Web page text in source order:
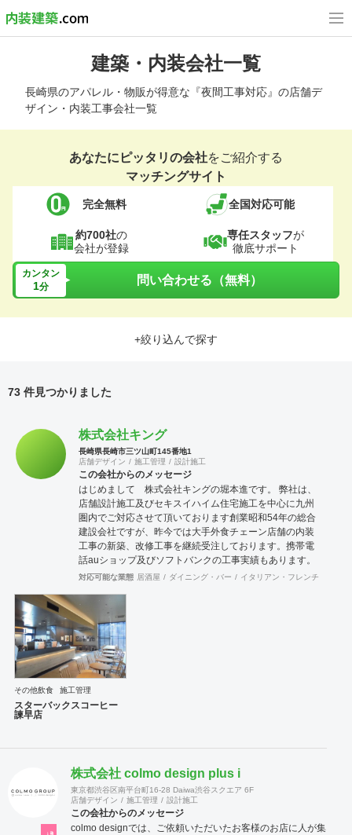
建築・内装会社一覧
長崎県のアパレル・物販が得意な『夜間工事対応』の店舗デ
ザイン・内装工事会社一覧
あなたにピッタリの会社をご紹介する
マッチングサイト
完全無料 全国対応可能
約700社の
会社が登録
専任スタッフが
徹底サポート
カンタン
1分 問い合わせる（無料）
+絞り込んで探す
73 件見つかりました
株式会社キング
長崎県長崎市三ツ山町145番地1
店舗デザイン
施工管理 設計施工
この会社からのメッセージ
はじめまして 株式会社キングの堀本進です。 弊社は、
店舗設計施工及びセキスイハイム住宅施工を中心に九州
圏内でご対応させて頂いております創業昭和54年の総合
建設会社ですが、昨今では大手外食チェーン店舗の内装
工事の新築、改修工事を継続受注しております。携帯電
話auショップ及びソフトバンクの工事実績もあります。
弊社の経営理念としては、お客様に喜んで頂ける店舗設
支障が出ないよう、また、緊急時に迅速に対処できるよ
う万全なバックアップ体制（自社で設備工事）を整えて
いることです。 また、弊社のアピール点は迅速なアフタ
ーフォローによりお客様との信頼関係を築き長きに渡り
お付き合いをさせて頂いているところです。 つきまして
は、貴社店舗の新規開店に携わらせて頂けましたら幸甚
です。 宜しくお願い申し上げます。 なお、直近の工事実
績（一次下請として、別に元請あり）としては、スター
崎店新築工事、au長崎浜町店リペア工事、ジョイフル五
島店リペア工事、マクドナルド早岐店他5店舗リペア工
事、ル・クルーゼ天神パルコ店新築工事、長崎・佐賀・
福岡・熊本地区セキスイハイム住宅施工工事等となりま
す。
対応可能な業態 居酒屋 ダイニング・バー イタリアン・フレンチ
その他飲食 施工管理
スターバックスコーヒー
諫早店
株式会社 colmo design plus i
東京都渋谷区南平台町16-28 Daiwa渋谷スクエア 6F
店舗デザイン
施工管理 設計施工
この会社からのメッセージ
colmo designでは、ご依頼いただいたお客様のお店に人が集